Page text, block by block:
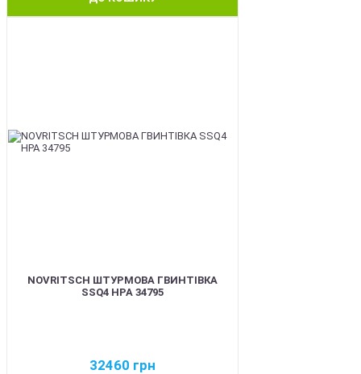
NOVRITSCH ШТУРМОВА ГВИНТІВКА
SSQ4 HPA 34795
32460 грн